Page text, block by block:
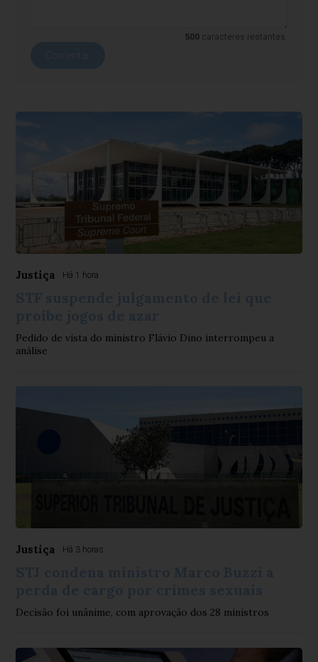
500 caracteres restantes.
Justiça Há 1 hora
Pedido de vista do ministro Flávio Dino interrompeu a
análise
Justiça Há 3 horas
Decisão foi unânime, com aprovação dos 28 ministros